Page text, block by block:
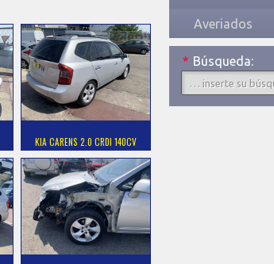
Averiados
Búsqueda:
*
KIA CARENS 2.0 CRDI 140CV